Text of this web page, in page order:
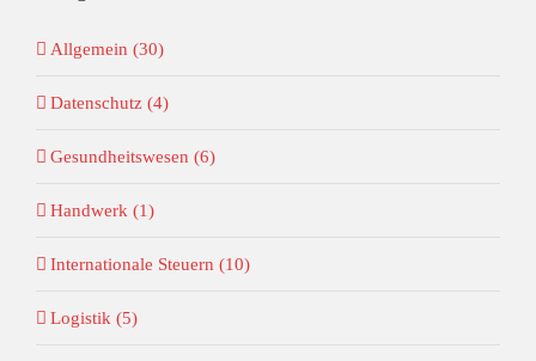
Allgemein (30)
Datenschutz (4)
Gesundheitswesen (6)
Handwerk (1)
Internationale Steuern (10)
Logistik (5)